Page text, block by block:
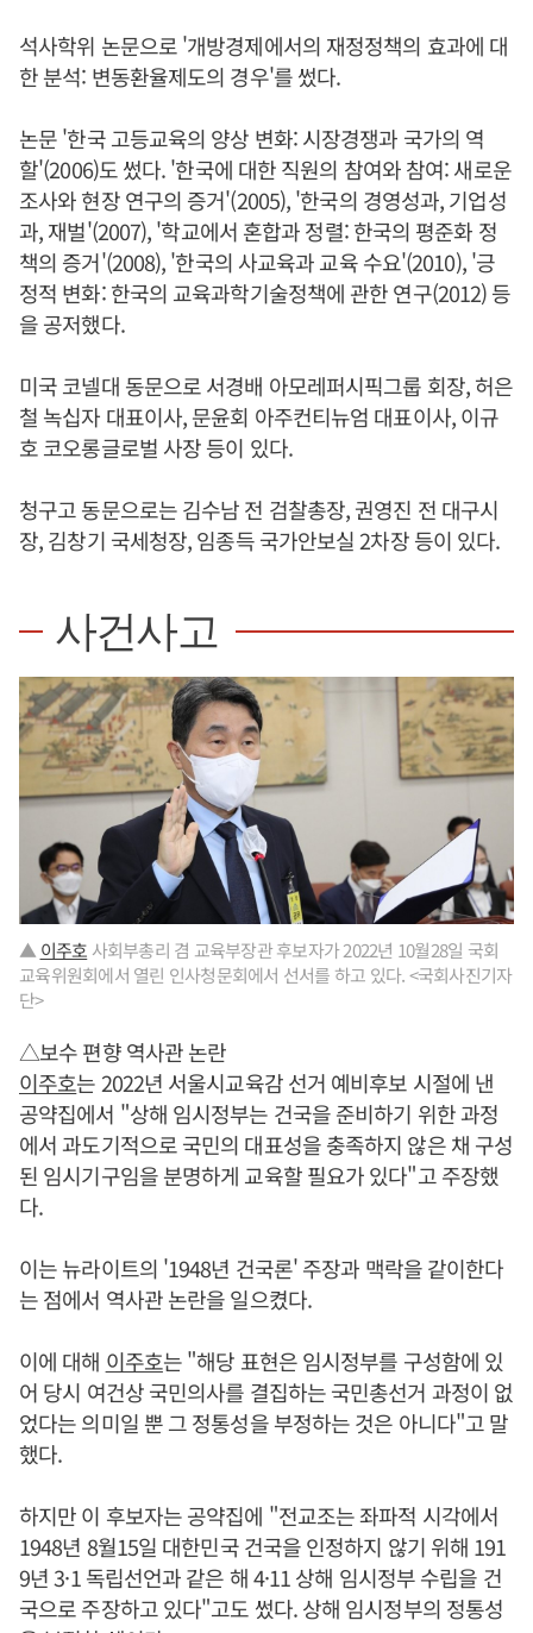
석사학위 논문으로 '개방경제에서의 재정정책의 효과에 대
한 분석: 변동환율제도의 경우'를 썼다.
논문 '한국 고등교육의 양상 변화: 시장경쟁과 국가의 역
할'(2006)도 썼다. '한국에 대한 직원의 참여와 참여: 새로운
조사와 현장 연구의 증거'(2005), '한국의 경영성과, 기업성
과, 재벌'(2007), '학교에서 혼합과 정렬: 한국의 평준화 정
책의 증거'(2008), '한국의 사교육과 교육 수요'(2010), '긍
정적 변화: 한국의 교육과학기술정책에 관한 연구(2012) 등
을 공저했다.
미국 코넬대 동문으로 서경배 아모레퍼시픽그룹 회장, 허은
철 녹십자 대표이사, 문윤회 아주컨티뉴엄 대표이사, 이규
호 코오롱글로벌 사장 등이 있다.
청구고 동문으로는 김수남 전 검찰총장, 권영진 전 대구시
장, 김창기 국세청장, 임종득 국가안보실 2차장 등이 있다.
사건사고
▲ 이주호 사회부총리 겸 교육부장관 후보자가 2022년 10월28일 국회
교육위원회에서 열린 인사청문회에서 선서를 하고 있다. <국회사진기자
단>
△보수 편향 역사관 논란
이주호는 2022년 서울시교육감 선거 예비후보 시절에 낸
공약집에서 "상해 임시정부는 건국을 준비하기 위한 과정
에서 과도기적으로 국민의 대표성을 충족하지 않은 채 구성
된 임시기구임을 분명하게 교육할 필요가 있다"고 주장했
다.
이는 뉴라이트의 '1948년 건국론' 주장과 맥락을 같이한다
는 점에서 역사관 논란을 일으켰다.
이에 대해 이주호는 "해당 표현은 임시정부를 구성함에 있
어 당시 여건상 국민의사를 결집하는 국민총선거 과정이 없
었다는 의미일 뿐 그 정통성을 부정하는 것은 아니다"고 말
했다.
하지만 이 후보자는 공약집에 "전교조는 좌파적 시각에서
1948년 8월15일 대한민국 건국을 인정하지 않기 위해 191
9년 3·1 독립선언과 같은 해 4·11 상해 임시정부 수립을 건
국으로 주장하고 있다"고도 썼다. 상해 임시정부의 정통성